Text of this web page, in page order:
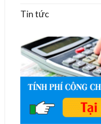
Tin tức